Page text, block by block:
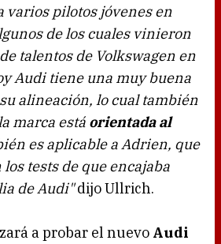
varios pilotos jóvenes en
de los cuales vinieron
talentos de Volkswagen en
Audi tiene una muy buena
alineación, lo cual también
marca está orientada al
es aplicable a Adrien, que
tests de que encajaba
de Audi"dijo Ullrich.
a probar el nuevo Audi